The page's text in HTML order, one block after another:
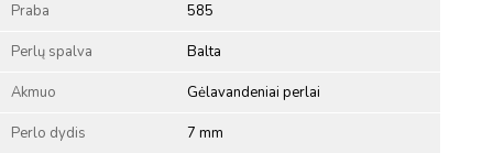
Praba 585
Perlų spalva Balta
Akmuo Gėlavandeniai perlai
Perlo dydis 7 mm